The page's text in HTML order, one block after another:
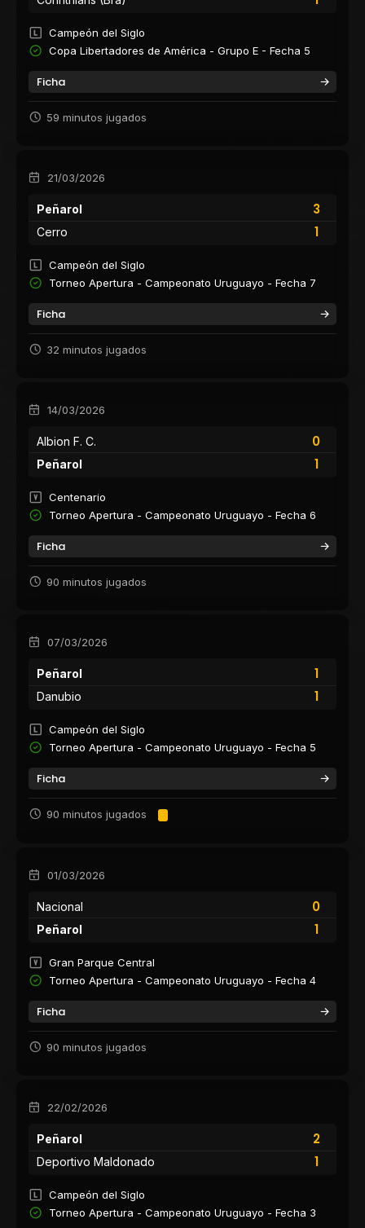
Campeón del Siglo
Copa Libertadores de América - Grupo E - Fecha 5
Ficha
59 minutos jugados
21/03/2026
Peñarol
3
1
Cerro
Campeón del Siglo
Torneo Apertura - Campeonato Uruguayo - Fecha 7
Ficha
32 minutos jugados
14/03/2026
Albion F. C.
0
1
Peñarol
Centenario
Torneo Apertura - Campeonato Uruguayo - Fecha 6
Ficha
90 minutos jugados
07/03/2026
Peñarol
1
1
Danubio
Campeón del Siglo
Torneo Apertura - Campeonato Uruguayo - Fecha 5
Ficha
90 minutos jugados
01/03/2026
Nacional
0
1
Peñarol
Gran Parque Central
Torneo Apertura - Campeonato Uruguayo - Fecha 4
Ficha
90 minutos jugados
22/02/2026
Peñarol
2
1
Deportivo Maldonado
Campeón del Siglo
Torneo Apertura - Campeonato Uruguayo - Fecha 3